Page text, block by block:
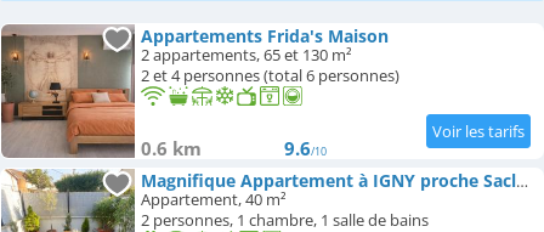
Campings
Appartements Frida's Maison
2 appartements, 65 et 130 m²
2 et 4 personnes (total 6 personnes)
0.6 km 9.6/10
Magnifique Appartement à IGNY proche Saclay, Massy, Versailles, Paris
Appartement, 40 m²
2 personnes, 1 chambre, 1 salle de bains